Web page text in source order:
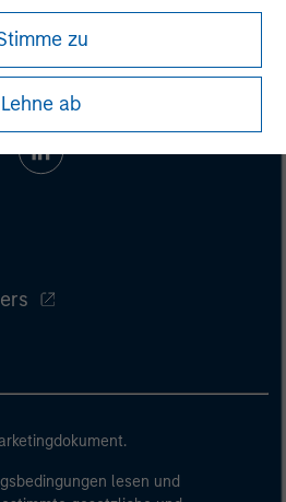
zu
Lehne ab
lesen und